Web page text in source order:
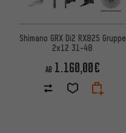
Shimano GRX Di2 RX825 Gruppe
2x12 31-48
AB 1.160,00€